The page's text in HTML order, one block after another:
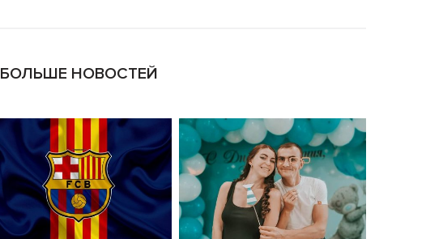
БОЛЬШЕ НОВОСТЕЙ